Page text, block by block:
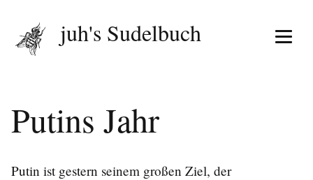
Menü
juh's Sudelbuch
Putins Jahr
Putin ist gestern seinem großen Ziel, der